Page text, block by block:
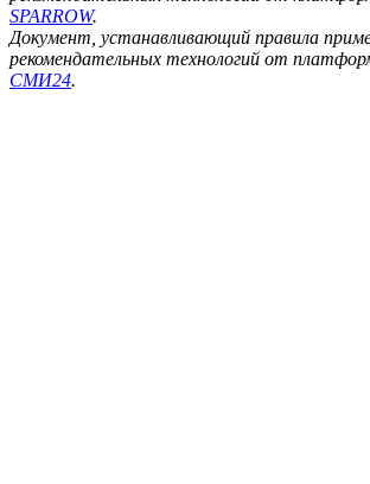
SPARROW.
Документ, устанавливающий правила
рекомендательных технологий от
СМИ24.